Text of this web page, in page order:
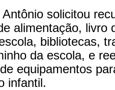
solicitou
alimentação, livro
bibliotecas,
da escola, e
equipamentos
infantil.